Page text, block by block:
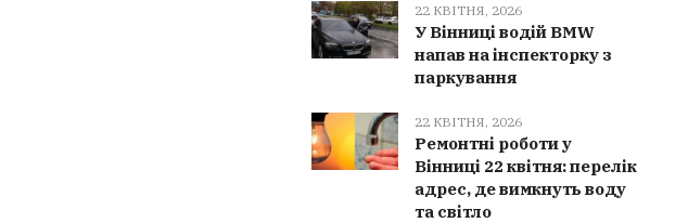
22 КВІТНЯ, 2026
У Вінниці водій BMW
напав на інспекторку з
паркування
22 КВІТНЯ, 2026
Ремонтні роботи у
Вінниці 22 квітня: перелік
адрес, де вимкнуть воду
та світло